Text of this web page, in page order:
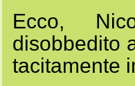
Ecco,
disobbedito
tacitamente